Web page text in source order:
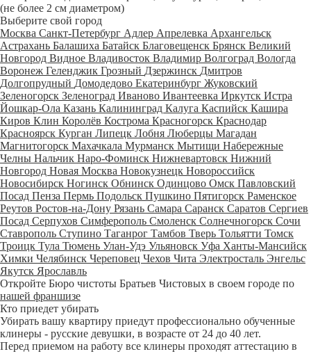
(не более 2 см диаметром)
Выберите свой город
Москва Санкт-Петербург Адлер Апрелевка Архангельск
Астрахань Балашиха Батайск Благовещенск Брянск Великий
Новгород Видное Владивосток Владимир Волгоград Вологда
Воронеж Геленджик Грозный Дзержинск Дмитров
Долгопрудный Домодедово Екатеринбург Жуковский
Зеленогорск Зеленоград Иваново Ивантеевка Иркутск Истра
Йошкар-Ола Казань Калининград Калуга Каспийск Кашира
Киров Клин Королёв Кострома Красногорск Краснодар
Красноярск Курган Липецк Лобня Люберцы Магадан
Магнитогорск Махачкала Мурманск Мытищи Набережные
Челны Нальчик Наро-Фоминск Нижневартовск Нижний
Новгород Новая Москва Новокузнецк Новороссийск
Новосибирск Ногинск Обнинск Одинцово Омск Павловский
Посад Пенза Пермь Подольск Пушкино Пятигорск Раменское
Реутов Ростов-на-Дону Рязань Самара Саранск Саратов Сергиев
Посад Серпухов Симферополь Смоленск Солнечногорск Сочи
Ставрополь Ступино Таганрог Тамбов Тверь Тольятти Томск
Троицк Тула Тюмень Улан-Удэ Ульяновск Уфа Ханты-Мансийск
Химки Челябинск Череповец Чехов Чита Электросталь Энгельс
Якутск Ярославль
Откройте Бюро чистоты Братьев Чистовых в своем городе по
нашей франшизе
Кто приедет убирать
Убирать вашу квартиру приедут профессионально обученные
клинеры - русские девушки, в возрасте от 24 до 40 лет.
Перед приемом на работу все клинеры проходят аттестацию в